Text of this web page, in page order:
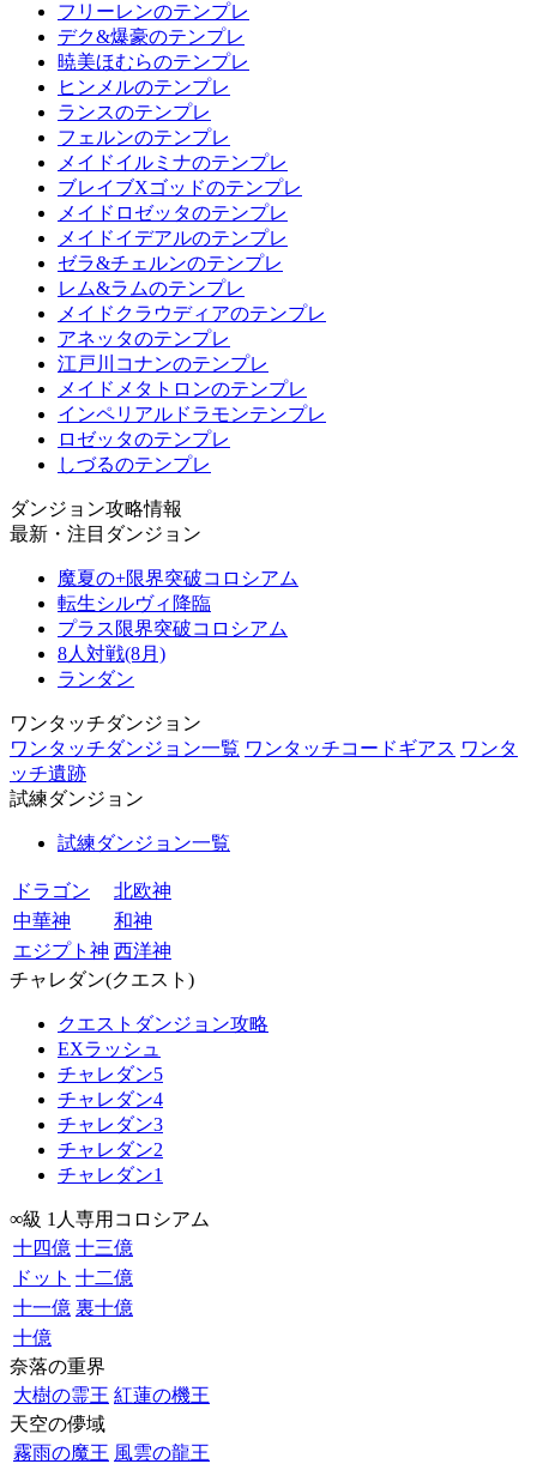
フリーレンのテンプレ
デク&爆豪のテンプレ
暁美ほむらのテンプレ
ヒンメルのテンプレ
ランスのテンプレ
フェルンのテンプレ
メイドイルミナのテンプレ
ブレイブXゴッドのテンプレ
メイドロゼッタのテンプレ
メイドイデアルのテンプレ
ゼラ&チェルンのテンプレ
レム&ラムのテンプレ
メイドクラウディアのテンプレ
アネッタのテンプレ
江戸川コナンのテンプレ
メイドメタトロンのテンプレ
インペリアルドラモンテンプレ
ロゼッタのテンプレ
しづるのテンプレ
ダンジョン攻略情報
最新・注目ダンジョン
魔夏の+限界突破コロシアム
転生シルヴィ降臨
プラス限界突破コロシアム
8人対戦(8月)
ランダン
ワンタッチダンジョン
ワンタッチダンジョン一覧 ワンタッチコードギアス ワンタ
ッチ遺跡
試練ダンジョン
試練ダンジョン一覧
ドラゴン
北欧神
中華神
和神
エジプト神 西洋神
チャレダン(クエスト)
クエストダンジョン攻略
EXラッシュ
チャレダン5
チャレダン4
チャレダン3
チャレダン2
チャレダン1
∞級 1人専用コロシアム
十四億 十三億
ドット 十二億
十一億 裏十億
十億
奈落の重界
大樹の霊王 紅蓮の機王
天空の儚域
霧雨の魔王 風雲の龍王